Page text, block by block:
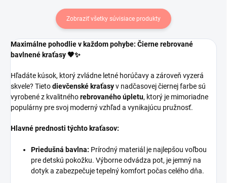
Zobraziť všetky súvisiace produkty
Maximálne pohodlie v každom pohybe: Čierne rebrované
bavlnené kraťasy 🖤✨
Hľadáte kúsok, ktorý zvládne letné horúčavy a zároveň vyzerá
skvele? Tietodievčenské kraťasyv nadčasovej čiernej farbe sú
vyrobené z kvalitnéhorebrovaného úpletu, ktorý je mimoriadne
populárny pre svoj moderný vzhľad a vynikajúcu pružnosť.
Hlavné prednosti týchto kraťasov:
Priedušná bavlna: Prírodný materiál je najlepšou voľbou
pre detskú pokožku. Výborne odvádza pot, je jemný na
dotyk a zabezpečuje tepelný komfort počas celého dňa.